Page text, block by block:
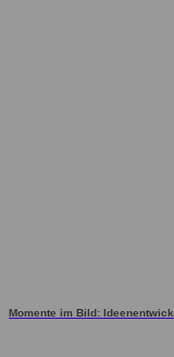
Momente im Bild: